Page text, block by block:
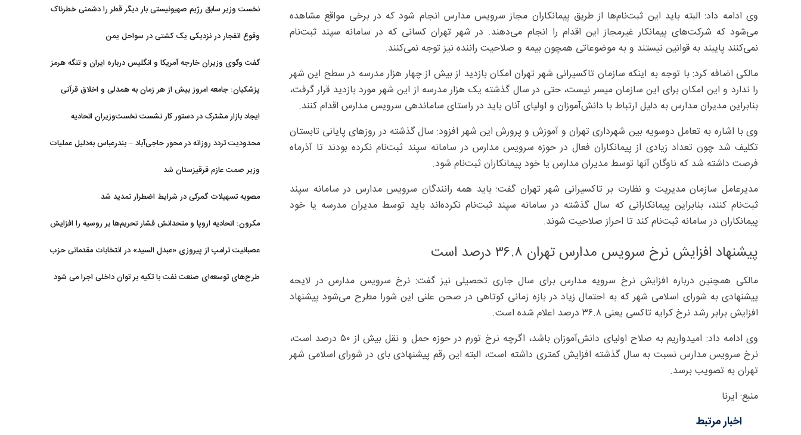
وی ادامه داد: البته باید این ثبت‌نام‌ها از طریق پیمانکاران مجاز سرویس مدارس انجام شود که در برخی مواقع مشاهده
می‌شود که شرکت‌های پیمانکار غیرمجاز این اقدام را انجام می‌دهند. در شهر تهران کسانی که در سامانه سپند ثبت‌نام
نمی‌کنند پایبند به قوانین نیستند و به موضوعاتی همچون بیمه و صلاحیت راننده نیز توجه نمی‌کنند.
مالکی اضافه کرد: با توجه به اینکه سازمان تاکسیرانی شهر تهران امکان بازدید از بیش از چهار هزار مدرسه در سطح این شهر
را ندارد و این امکان برای این سازمان میسر نیست، حتی در سال گذشته یک هزار مدرسه از این شهر مورد بازدید قرار گرفت،
بنابراین مدیران مدارس به دلیل ارتباط با دانش‌آموزان و اولیای آنان باید در راستای ساماندهی سرویس مدارس اقدام کنند.
وی با اشاره به تعامل دوسویه بین شهرداری تهران و آموزش و پرورش این شهر افزود: سال گذشته در روزهای پایانی تابستان
تکلیف شد چون تعداد زیادی از پیمانکاران فعال در حوزه سرویس مدارس در سامانه سپند ثبت‌نام نکرده بودند تا آذرماه
فرصت داشته شد که ناوگان آنها توسط مدیران مدارس یا خود پیمانکاران ثبت‌نام شود.
مدیرعامل سازمان مدیریت و نظارت بر تاکسیرانی شهر تهران گفت: باید همه رانندگان سرویس مدارس در سامانه سپند
ثبت‌نام کنند، بنابراین پیمانکارانی که سال گذشته در سامانه سپند ثبت‌نام نکرده‌اند باید توسط مدیران مدرسه یا خود
پیمانکاران در سامانه ثبت‌نام کند تا احراز صلاحیت شوند.
پیشنهاد افزایش نرخ سرویس مدارس تهران ۳۶.۸ درصد است
مالکی همچنین درباره افزایش نرخ سرویه مدارس برای سال جاری تحصیلی نیز گفت: نرخ سرویس مدارس در لایحه
پیشنهادی به شورای اسلامی شهر که به احتمال زیاد در بازه زمانی کوتاهی در صحن علنی این شورا مطرح می‌شود پیشنهاد
افزایش برابر رشد نرخ کرایه تاکسی یعنی ۳۶.۸ درصد اعلام شده است.
وی ادامه داد: امیدواریم به صلاح اولیای دانش‌آموزان باشد، اگرچه نرخ تورم در حوزه حمل و نقل بیش از ۵۰ درصد است،
نرخ سرویس مدارس نسبت به سال گذشته افزایش کمتری داشته است، البته این رقم پیشنهادی بای در شورای اسلامی شهر
تهران به تصویب برسد.
منبع: ایرنا
اخبار مرتبط
نخست وزیر سابق رژیم صهیونیستی بار دیگر قطر را دشمنی خطرناک
وقوع انفجار در نزدیکی یک کشتی در سواحل یمن
گفت وگوی وزیران خارجه آمریکا و انگلیس درباره ایران و تنگه هرمز
پزشکیان: جامعه امروز بیش از هر زمان به همدلی و اخلاق قرآنی
ایجاد بازار مشترک در دستور کار نشست نخست‌وزیران اتحادیه
محدودیت تردد روزانه در محور حاجی‌آباد – بندرعباس به‌دلیل عملیات
وزیر صمت عازم قرقیزستان شد
مصوبه تسهیلات گمرکی در شرایط اضطرار تمدید شد
مکرون: اتحادیه اروپا و متحدانش فشار تحریم‌ها بر روسیه را افزایش
عصبانیت ترامپ از پیروزی «عبدل السید» در انتخابات مقدماتی حزب
طرح‌های توسعه‌ای صنعت نفت با تکیه بر توان داخلی اجرا می شود